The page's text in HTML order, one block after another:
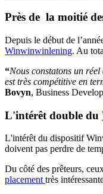
Près de la moitié
Depuis le début de
Winwinwinlening. Au
“Nous constatons un
est très compétitive en
Bovyn, Business
L'intérêt double du
L'intérêt du dispositif
doivent pas perdre de
Du côté des prêteurs,
placementtrès